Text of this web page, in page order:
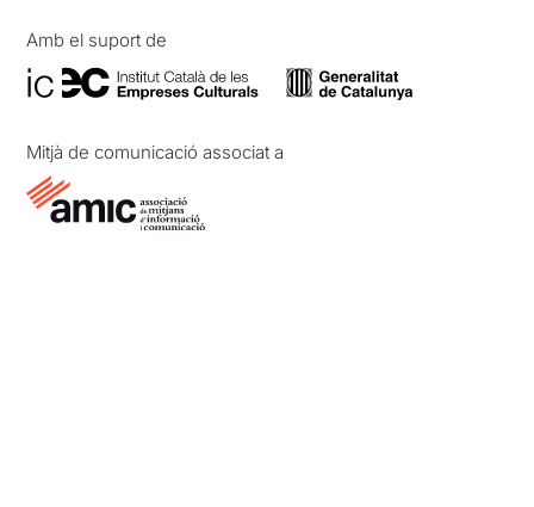
Amb el suport de
Mitjà de comunicació associat a